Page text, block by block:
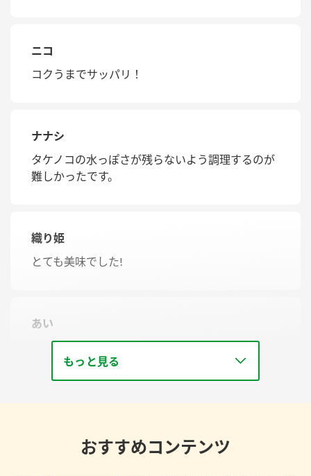
ニコ
コクうまでサッパリ！
ナナシ
タケノコの水っぽさが残らないよう調理するのが
難しかったです。
織り姫
とても美味でした!
あい
美味です
もっと見る
おすすめコンテンツ